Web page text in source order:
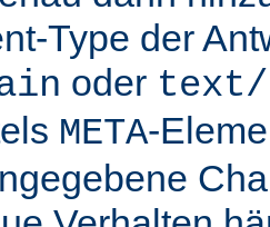
Type der
oder text/
META-